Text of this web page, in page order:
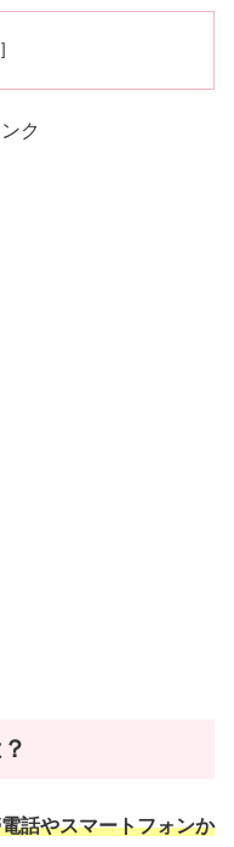
ク
話やスマートフォンか